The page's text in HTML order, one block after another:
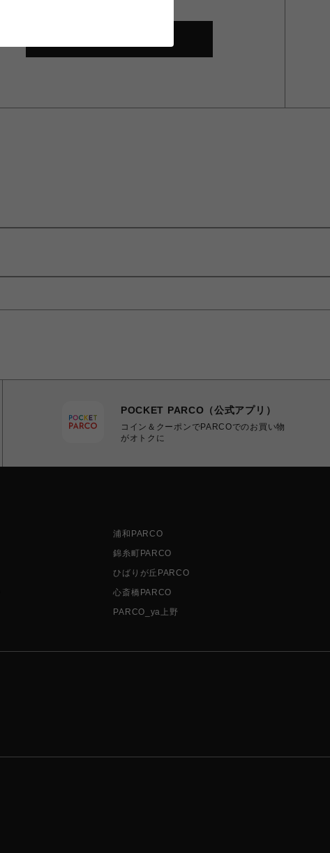
POCKET PARCO（公式アプリ）
コイン＆クーポンでPARCOでのお買い物
がオトクに
浦和PARCO
錦糸町PARCO
ひばりが丘PARCO
心斎橋PARCO
PARCO_ya上野